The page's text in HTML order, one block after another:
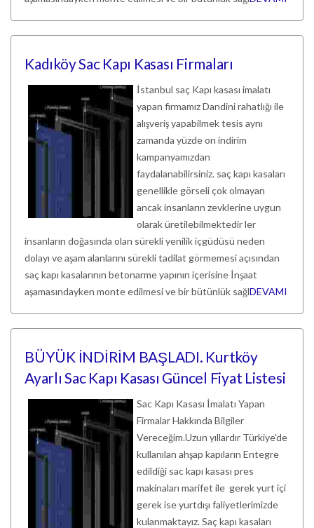
Kadıköy Sac Kapı Kasası Firmaları
İstanbul saç Kapı kasası imalatı
yapan firmamız Dandini rahatlığı ile
alışveriş yapabilmek tesis aynı
zamanda yüzde on indirim
kampanyamızdan
faydalanabilirsiniz. saç kapı kasaları
genellikle görseli çok olmayan
ancak insanların zevklerine uygun
olarak üretilebilmektedir ler
insanların doğasında olan sürekli yenilik içgüdüsü neden
dolayı ve aşam alanlarını sürekli tadilat görmemesi açısından
saç kapı kasalarının betonarme yapının içerisine İnşaat
aşamasındayken monte edilmesi ve bir bütünlük sağlDEVAMI
BÜYÜK İNDİRİM BAŞLADI. Kurtköy
Ayarlı Sac Kapı Kasası Güncel Fiyat Listesi
Sac Kapı Kasası İmalatı Yapan
Firmalar Hakkında Bilgiler
Vereceğim.Uzun yıllardır Türkiye'de
kullanılan ahşap kapıların Entegre
edildiği sac kapı kasası pres
makinaları marifet ile gerek yurt içi
gerek ise yurtdışı faliyetlerimizde
kulanmaktayız. Saç kapı kasaları